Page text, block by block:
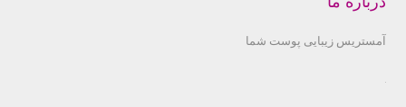
آمستریس زیبایی پوست شما